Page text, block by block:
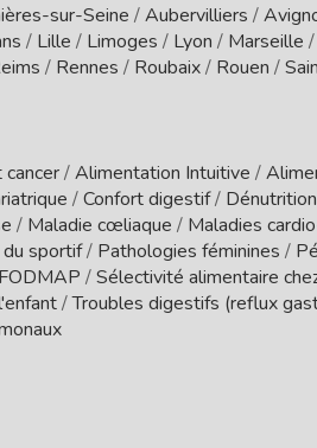
sur-Seine /Aubervilliers /
/ Lille / Limoges / Lyon / Marseille /
/ Rennes / Roubaix/ Rouen /
/Alimentation Intuitive /
/Confort digestif/ Dénutrition
/ Maladie cœliaque / Maladies
sportif/ Pathologies féminines /
/Sélectivité alimentaire
/Troubles digestifs (reflux